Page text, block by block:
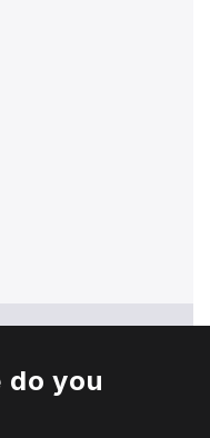
do you